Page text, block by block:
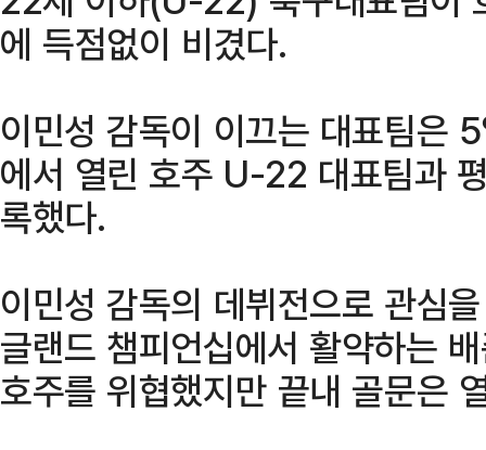
에 득점없이 비겼다.
이민성 감독이 이끄는 대표팀은
에서 열린 호주 U-22 대표팀과
록했다.
이민성 감독의 데뷔전으로 관심
글랜드 챔피언십에서 활약하는
호주를 위협했지만 끝내 골문은